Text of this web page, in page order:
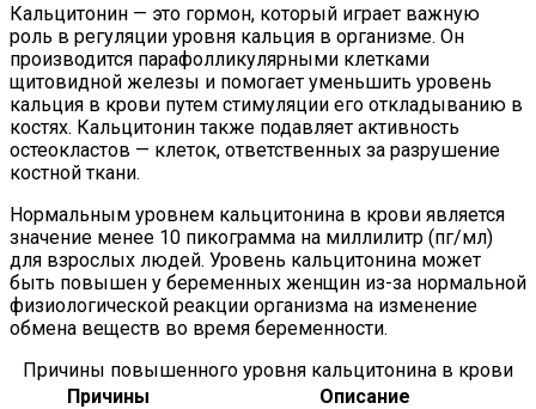
Кальцитонин — это гормон, который играет важную
роль в регуляции уровня кальция в организме. Он
производится парафолликулярными клетками
щитовидной железы и помогает уменьшить уровень
кальция в крови путем стимуляции его откладыванию в
костях. Кальцитонин также подавляет активность
остеокластов — клеток, ответственных за разрушение
костной ткани.
Нормальным уровнем кальцитонина в крови является
значение менее 10 пикограмма на миллилитр (пг/мл)
для взрослых людей. Уровень кальцитонина может
быть повышен у беременных женщин из-за нормальной
физиологической реакции организма на изменение
обмена веществ во время беременности.
Причины повышенного уровня кальцитонина в крови
Причины
Описание